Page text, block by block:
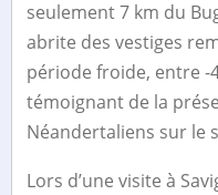
seulement 7 km du
abrite des vestiges
période froide, entre -
témoignant de la
Néandertaliens sur le
Lors d’une visite à